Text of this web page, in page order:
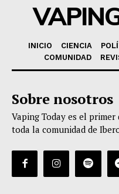
INICIO CIENCIA
COMUNIDAD
Sobre nosotros
Vaping Today es el
toda la comunidad de